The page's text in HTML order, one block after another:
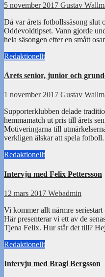
5 november 2017 Gustav
Då var årets fotbollssäsong slut
Oddevoldtipset. Vann gjorde
hela säsongen efter en smått
Redaktionellt
Årets senior, junior och
1 november 2017 Gustav
Supporterklubben delade
hemmamatch ut pris till årets
Motiveringarna till
verkligen älskar att spela
Redaktionellt
Intervju med Felix Pettersson
12 mars 2017 Webadmin
Vi kommer allt närmre
Här presenterar vi ett av de
Tjena Felix. Hur står det till?
Redaktionellt
Intervju med Bragi Bergsson